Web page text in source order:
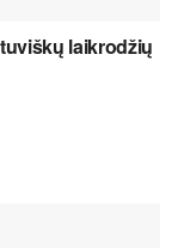
laikrodžių